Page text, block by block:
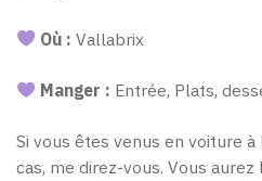
Où : Vallabrix
Manger : Entrée, Plats,
Si vous êtes venus en voiture
cas, me direz-vous. Vous